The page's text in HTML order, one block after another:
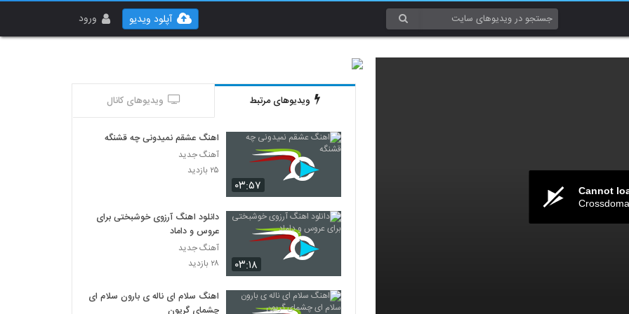
ورود آپلود ویدیو
Cannot
ویدیوهای مرتبط ویدیوهای کانال
۰۳:۵۷
اهنگ عشقم نمیدونی چه قشنگه
آهنگ جدید
۲۵ بازدید
۰۳:۱۸
دانلود اهنگ آرزوی خوشبختی برای
عروس و داماد
آهنگ جدید
۲۸ بازدید
اهنگ سلام ای ناله ی بارون سلام ای
چشمای گریون